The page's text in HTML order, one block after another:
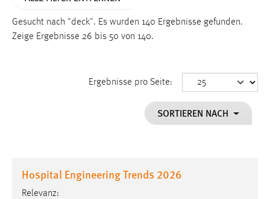
Gesucht nach "deck". Es wurden 140 Ergebnisse gefunden.
Zeige Ergebnisse 26 bis 50 von 140.
Ergebnisse pro Seite:
SORTIEREN NACH
Hospital Engineering Trends 2026
Relevanz:
Name:
Dieser Cookie speichert die ausgewählten Einverständnis-
Performance
Name: